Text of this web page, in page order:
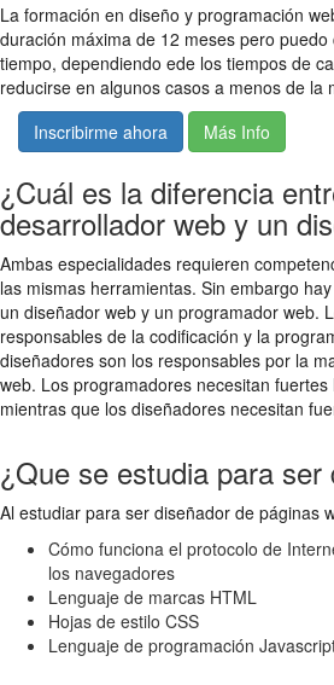
La formación en diseño y programación
duración máxima de 12 meses pero
tiempo, dependiendo ede los tiempos de
reducirse en algunos casos a menos de la
Inscribirme ahora
Más Info
¿Cuál es la diferencia
desarrollador web y un
Ambas especialidades requieren
las mismas herramientas. Sin embargo
un diseñador web y un programador web.
responsables de la codificación y la
diseñadores son los responsables por la
web. Los programadores necesitan
mientras que los diseñadores necesitan
¿Que se estudia para ser
Al estudiar para ser diseñador de páginas
Cómo funciona el protocolo de
los navegadores
Lenguaje de marcas HTML
Hojas de estilo CSS
Lenguaje de programación